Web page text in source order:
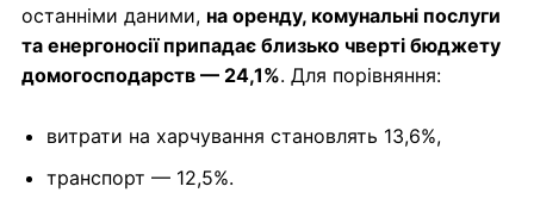
останніми даними, на оренду, комунальні послуги
та енергоносії припадає близько чверті бюджету
домогосподарств — 24,1%. Для порівняння:
витрати на харчування становлять 13,6%,
транспорт — 12,5%.